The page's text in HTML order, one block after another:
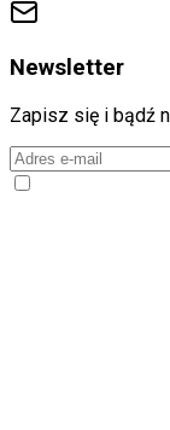
Newsletter
Zapisz się i bądź